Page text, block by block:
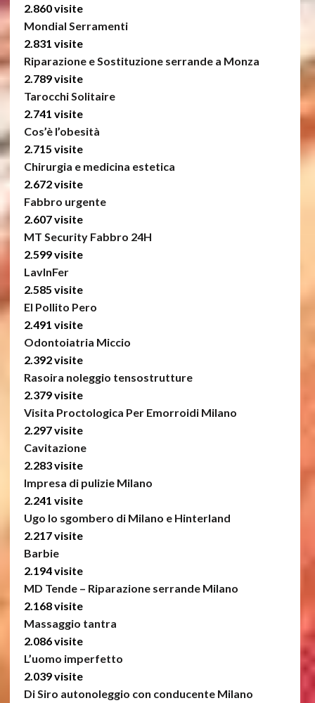
2.860 visite
Mondial Serramenti
2.831 visite
Riparazione e Sostituzione serrande a Monza
2.789 visite
Tarocchi Solitaire
2.741 visite
Cos’è l’obesità
2.715 visite
Chirurgia e medicina estetica
2.672 visite
Fabbro urgente
2.607 visite
MT Security Fabbro 24H
2.599 visite
LavInFer
2.585 visite
El Pollito Pero
2.491 visite
Odontoiatria Miccio
2.392 visite
Rasoira noleggio tensostrutture
2.379 visite
Visita Proctologica Per Emorroidi Milano
2.297 visite
Cavitazione
2.283 visite
Impresa di pulizie Milano
2.241 visite
Ugo lo sgombero di Milano e Hinterland
2.217 visite
Barbie
2.194 visite
MD Tende – Riparazione serrande Milano
2.168 visite
Massaggio tantra
2.086 visite
L’uomo imperfetto
2.039 visite
Di Siro autonoleggio con conducente Milano